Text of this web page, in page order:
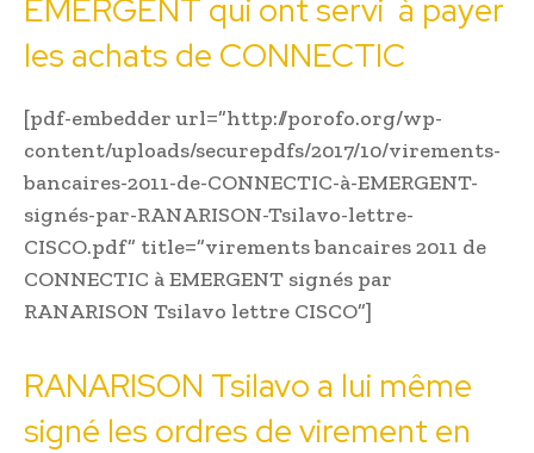
EMERGENT qui ont servi à payer
les achats de CONNECTIC
[pdf-embedder url=”http://porofo.org/wp-
content/uploads/securepdfs/2017/10/virements-
bancaires-2011-de-CONNECTIC-à-EMERGENT-
signés-par-RANARISON-Tsilavo-lettre-
CISCO.pdf” title=”virements bancaires 2011 de
CONNECTIC à EMERGENT signés par
RANARISON Tsilavo lettre CISCO”]
RANARISON Tsilavo a lui même
signé les ordres de virement en